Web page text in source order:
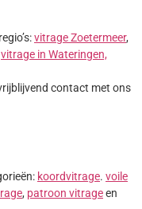
vitrage Zoetermeer,
vitrage in Wateringen,
contact met ons
koordvitrage. voile
, patroon vitrageen